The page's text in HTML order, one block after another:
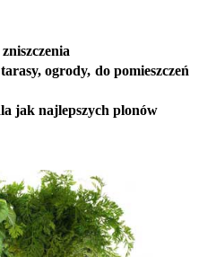
ogrody, do pomieszczeń
jak najlepszych plonów